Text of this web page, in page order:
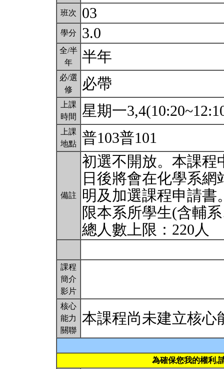
班次 03
學分 3.0
全/半
年
半年
必/選
修
必帶
上課
時間
星期一
上課
地點
普103普101
備註
初選不開放。本課程
日後將會在化學系
明及加選課程申請書
限本系所學生(含輔
總人數上限：220人
課程
簡介
影片
核心
能力
關聯
本課程尚未建立核心
為確保您我的權利,